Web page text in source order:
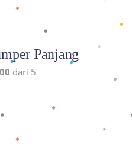
Panjang
dari 5